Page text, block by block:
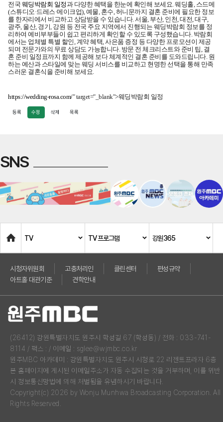
전국 웨딩박람회 일정과 다양한 혜택을 한눈에 확인해 보세요. 웨딩홀, 스드메
(스튜디오·드레스·메이크업), 예물, 혼수, 허니문까지 결혼 준비에 필요한 정보
를 한자리에서 비교하고 상담받을 수 있습니다. 서울, 부산, 인천, 대전, 대구,
광주, 울산, 경기, 강원 등 전국 주요 지역에서 진행되는 웨딩박람회 정보를 정
리하여 예비부부들이 쉽고 편리하게 확인할 수 있도록 구성했습니다. 박람회
에서는 업체별 특별 할인, 계약 혜택, 사은품 증정 등 다양한 프로모션이 제공
되며 전문가와의 무료 상담도 가능합니다. 방문 전 체크리스트와 준비 팁, 결
혼 준비 일정표까지 함께 제공해 보다 체계적인 결혼 준비를 도와드립니다. 원
하는 예산과 스타일에 맞는 웨딩 서비스를 비교하고 현명한 선택을 통해 만족
스러운 결혼식을 준비해 보세요.
https://wedding-rosa.com/" target="_blank">웨딩박람회 일정
등록 수정 삭제 목록
SNS
Home
TV TV 프로그램 강원365
시청자위원회 고충처리인 클린센터
편성규약
아트홀 대관기준
견학안내
(26412) 강원특별자치도 원주시 학성길 67 (학성동) / 전화 : 033-741-
8114 / 팩스 : / 이메일 : sglee@wjmbc.co.kr
원주MBC 아카데미 : 강원특별자치도 원주시 시청로 22 리젠트프라자 6층
본 홈페이지에 게시된 이메일주소가 자동 수집되는 것을 거부하며, 이를 위반
시 정보통신망법에 의해 처벌됨을 유념하시기 바랍니다.
Copyright(c) 2026 by Wonju Munhwa Broadcasting Corporation. All
Rights Reserved.